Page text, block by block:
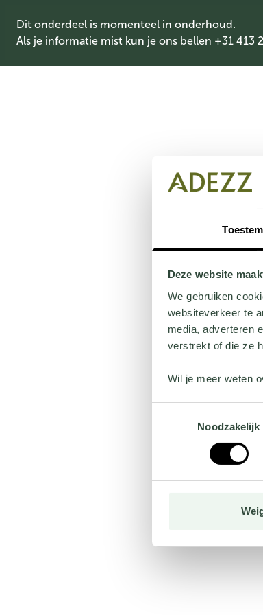
Deze website
We gebruiken
websiteverkeer te
media, adverteren
verstrekt of die ze
Wil je meer weten
Noodzakelijk
Dit onderdeel is momenteel in onderhoud.
Als je informatie mist kun je ons bellen +31 413